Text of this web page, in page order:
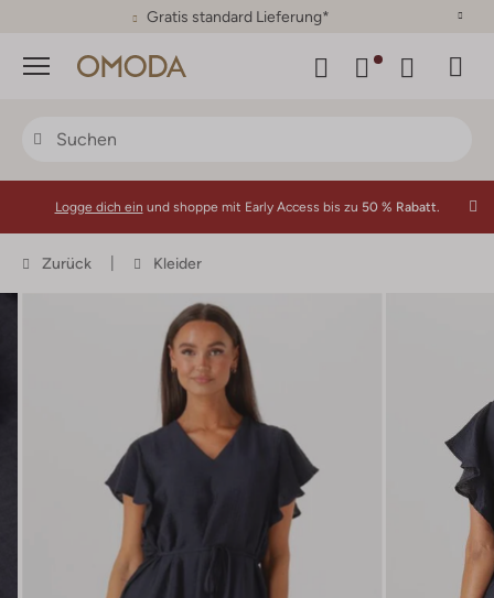
30 Tage Rückgaberecht
Menü
Logge dich ein und shoppe mit Early Access bis zu 50 % Rabatt.
Zurück Kleider